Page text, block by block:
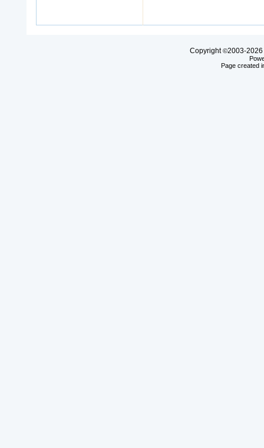
Copyright©2003-2026
Page created